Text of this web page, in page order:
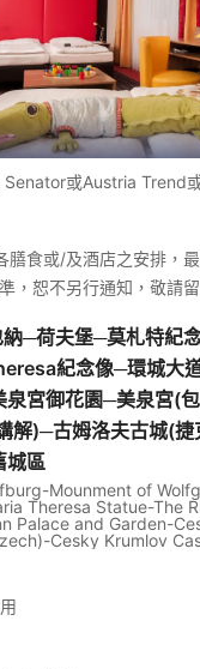
Senator或Austria Trend
膳食或/及酒店之安排，
，恕不另行通知，敬請
納─荷夫堡─莫札特紀
紀念像─環城大
泉宮御花園─美泉宮(
解)─古姆洛夫古城(
城區
Mounment of
Theresa Statue-The
Palace and Garden-
Cesky Krumlov